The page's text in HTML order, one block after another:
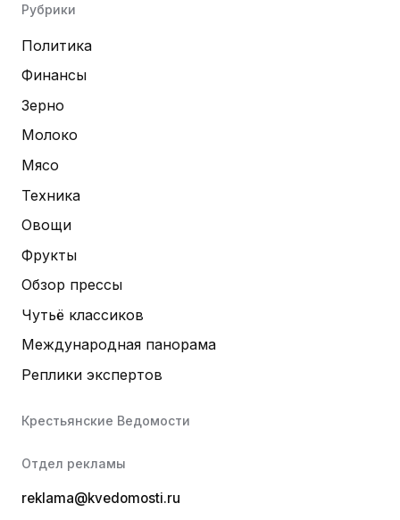
Рубрики
Политика
Финансы
Зерно
Молоко
Мясо
Техника
Овощи
Фрукты
Обзор прессы
Чутьё классиков
Международная панорама
Реплики экспертов
Крестьянские Ведомости
Отдел рекламы
reklama@kvedomosti.ru